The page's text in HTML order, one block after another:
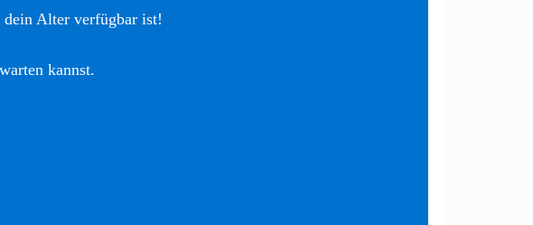
dein Alter verfügbar ist!
kannst.